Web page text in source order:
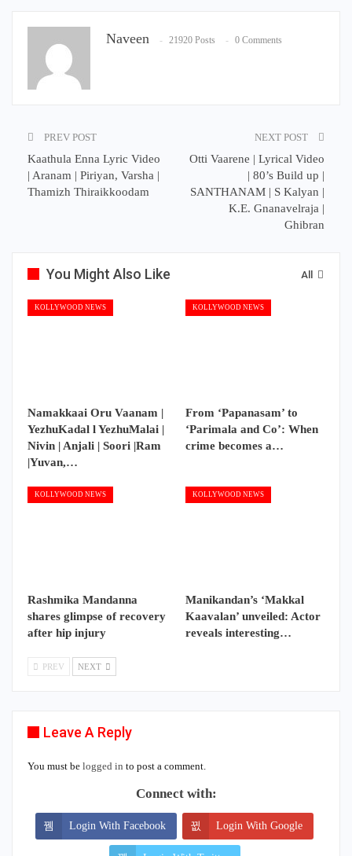
Naveen 21920 Posts 0 Comments
PREV POST
Kaathula Enna Lyric Video
| Aranam | Piriyan, Varsha |
Thamizh Thiraikkoodam
NEXT POST
Otti Vaarene | Lyrical Video
| 80’s Build up |
SANTHANAM | S Kalyan |
K.E. Gnanavelraja |
Ghibran
All
You Might Also Like
KOLLYWOOD NEWS
Namakkaai Oru Vaanam |
YezhuKadal l YezhuMalai |
Nivin | Anjali | Soori |Ram
|Yuvan,…
KOLLYWOOD NEWS
From ‘Papanasam’ to
‘Parimala and Co’: When
crime becomes a…
KOLLYWOOD NEWS
Rashmika Mandanna
shares glimpse of recovery
after hip injury
KOLLYWOOD NEWS
Manikandan’s ‘Makkal
Kaavalan’ unveiled: Actor
reveals interesting…
PREV NEXT
Leave A Reply
You must be logged in to post a comment.
Connect with:
Login With Facebook Login With Google